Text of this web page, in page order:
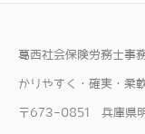
葛西社会保険労務士事
かりやすく・確実・柔
〒673-0851 兵庫県